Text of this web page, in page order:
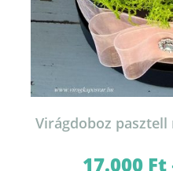
Virágdoboz pasztell
17.000 Ft